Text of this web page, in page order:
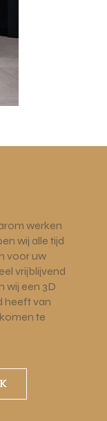
werken
wij alle tijd
voor uw
vrijblijvend
wij een 3D
heeft van
te